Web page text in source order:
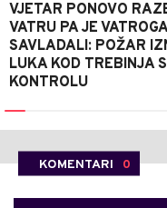
VJETAR PONOVO
VATRU PA JE
SAVLADALI: POŽAR
LUKA KOD TREBINJA
KONTROLU
KOMENTARI 0